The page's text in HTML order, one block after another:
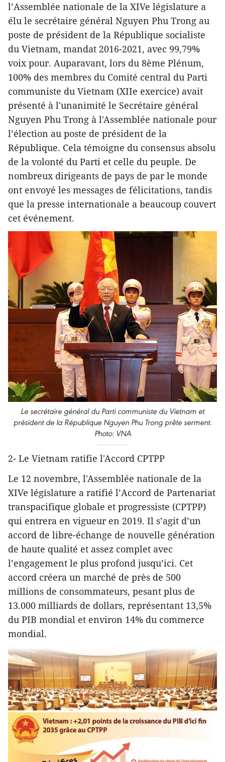
l’Assemblée nationale de la XIVe législature a
élu le secrétaire général Nguyen Phu Trong au
poste de président de la République socialiste
du Vietnam, mandat 2016-2021, avec 99,79%
voix pour. Auparavant, lors du 8ème Plénum,
100% des membres du Comité central du Parti
communiste du Vietnam (XIIe exercice) avait
présenté à l'unanimité le Secrétaire général
Nguyen Phu Trong à l'Assemblée nationale pour
l’élection au poste de président de la
République. Cela témoigne du consensus absolu
de la volonté du Parti et celle du peuple. De
nombreux dirigeants de pays de par le monde
ont envoyé les messages de félicitations, tandis
que la presse internationale a beaucoup couvert
cet événement.
Le secrétaire général du Parti communiste du Vietnam et
président de la République Nguyen Phu Trong prête serment.
Photo: VNA
2- Le Vietnam ratifie l'Accord CPTPP
Le 12 novembre, l'Assemblée nationale de la
XIVe législature a ratifié l’Accord de Partenariat
transpacifique globale et progressiste (CPTPP)
qui entrera en vigueur en 2019. Il s’agit d’un
accord de libre-échange de nouvelle génération
de haute qualité et assez complet avec
l’engagement le plus profond jusqu’ici. Cet
accord créera un marché de près de 500
millions de consommateurs, pesant plus de
13.000 milliards de dollars, représentant 13,5%
du PIB mondial et environ 14% du commerce
mondial.